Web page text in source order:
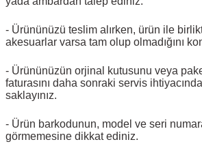
- Ürününüzü teslim alırken, ürün ile
akesuarlar varsa tam olup olmadığını
- Ürününüzün orjinal kutusunu veya
faturasını daha sonraki servis
saklayınız.
- Ürün barkodunun, model ve seri
görmemesine dikkat ediniz.